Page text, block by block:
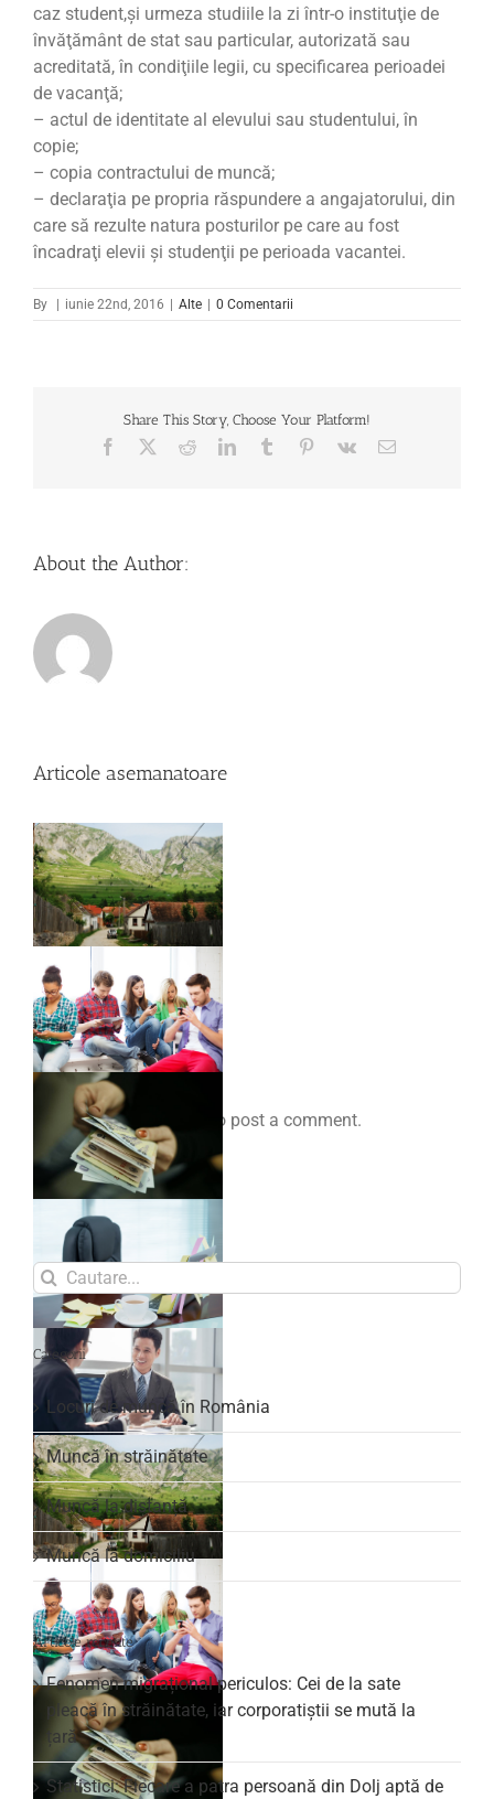
caz student,şi urmeza studiile la zi într-o instituţie de
învăţământ de stat sau particular, autorizată sau
acreditată, în condiţiile legii, cu specificarea perioadei
de vacanţă;
– actul de identitate al elevului sau studentului, în
copie;
– copia contractului de muncă;
– declaraţia pe propria răspundere a angajatorului, din
care să rezulte natura posturilor pe care au fost
încadraţi elevii şi studenţii pe perioada vacantei.
By iunie 22nd, 2016 Alte 0 Comentarii
Share This Story, Choose Your Platform!
Facebook RedditLinkedInTumblr Pinterest
Vk Email
About the Author:
Articole asemanatoare
Comenteaza
You must be to post a comment.
Search
for:
Categorii
Locuri de muncă în România
Muncă în străinătate
Muncă la distanță
Muncă la domiciliu
Articole recente
Fenomen migrațional periculos: Cei de la sate
pleacă în străinătate, iar corporatiștii se mută la
țară
Statistici: Fiecare a patra persoană din Dolj aptă de